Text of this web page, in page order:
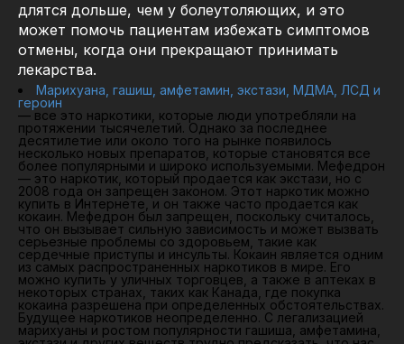
длятся дольше, чем у болеутоляющих, и это
может помочь пациентам избежать симптомов
отмены, когда они прекращают принимать
лекарства.
Марихуана, гашиш, амфетамин, экстази, МДМА, ЛСД и
героин
— все это наркотики, которые люди употребляли на
протяжении тысячелетий. Однако за последнее
десятилетие или около того на рынке появилось
несколько новых препаратов, которые становятся все
более популярными и широко используемыми. Мефедрон
— это наркотик, который продается как экстази, но с
2008 года он запрещен законом. Этот наркотик можно
купить в Интернете, и он также часто продается как
кокаин. Мефедрон был запрещен, поскольку считалось,
что он вызывает сильную зависимость и может вызвать
серьезные проблемы со здоровьем, такие как
сердечные приступы и инсульты. Кокаин является одним
из самых распространенных наркотиков в мире. Его
можно купить у уличных торговцев, а также в аптеках в
некоторых странах, таких как Канада, где покупка
кокаина разрешена при определенных обстоятельствах.
Будущее наркотиков неопределенно. С легализацией
марихуаны и ростом популярности гашиша, амфетамина,